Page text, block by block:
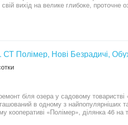
свій вихід на велике глибоке,
Полімер, Нові Безрадичі,
у садовому товаристві «Полімер»!
в одному з найпопулярніших
«Полімер», ділянка 46 на